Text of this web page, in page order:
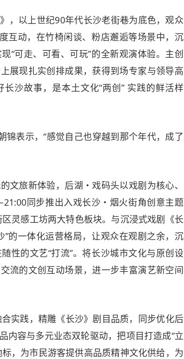
以上世纪90年代长沙老街巷为底色，观众
互动，在竹椅闲谈、粉店邂逅等场景中，沉
“可走、可看、可玩”的全新观演体验。主创
展现扎实创排成果，获得到场专家与领导高
沙故事，是本土文化“两创” 实践的鲜活样
表示，“感觉自己也穿越到那个年代，成了
旅新体验，后湖・戏码头以戏剧为核心、
同步推出入戏长沙・烟火街角创意主题
区灵感工坊两大特色板块。与沉浸式戏剧《长
的一体化运营格局，让观众在观剧之余，沉
性的文艺“打流”。将长沙城市文化与原创设
流的文创互动场景，进一步丰富演艺新空间
实践，精雕《长沙》剧目品质，同步优化后
内容与多元业态双轮驱动，把项目打造成“立
，为市民游客提供高品质精神文化供给，为